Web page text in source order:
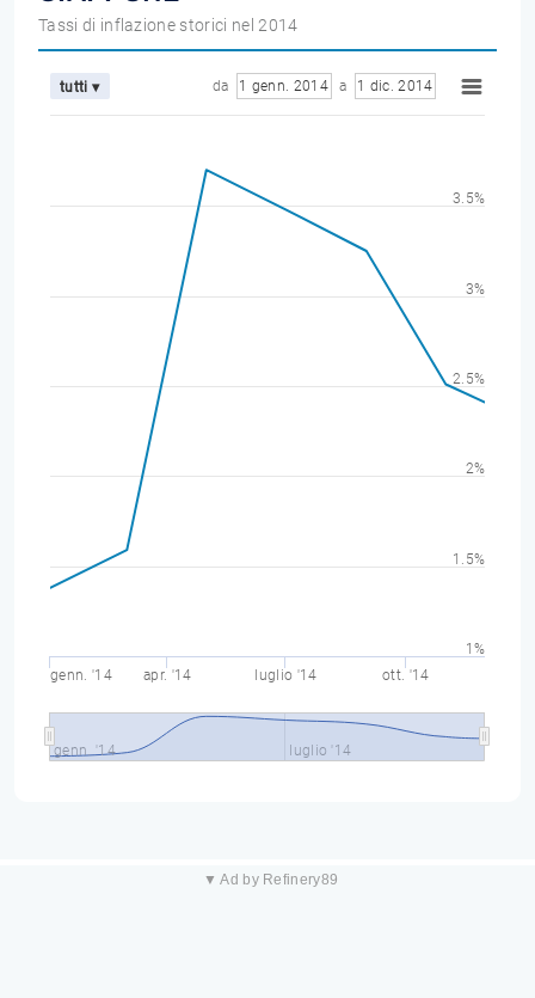
Tassi di inflazione storici nel 2014
tutti ▾ da 1 genn. 2014 a 1 dic. 2014
genn. '14 apr. '14 luglio '14 ott. '14
genn. '14 luglio '14
1%
1.5%
2%
2.5%
3%
3.5%
▼ Ad by Refinery89